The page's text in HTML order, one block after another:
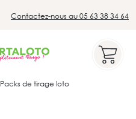
Contactez-nous au 05 63 38 34 64
Packs de tirage loto